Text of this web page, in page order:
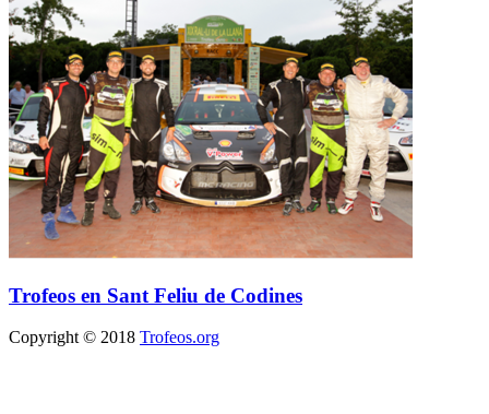
Trofeos en Sant Feliu de Codines
Copyright © 2018 Trofeos.org